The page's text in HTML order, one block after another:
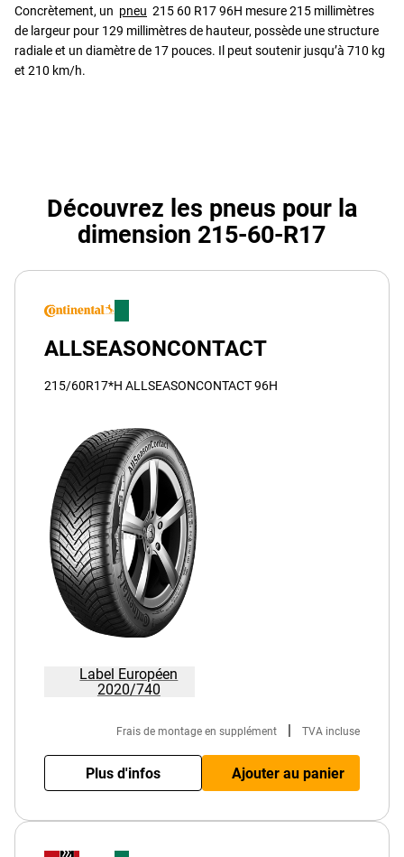
Concrètement, un pneu 215 60 R17 96H mesure 215 millimètres
de largeur pour 129 millimètres de hauteur, possède une structure
radiale et un diamètre de 17 pouces. Il peut soutenir jusqu’à 710 kg
et 210 km/h.
Découvrez les pneus pour la
dimension 215-60-R17
ALLSEASONCONTACT
215/60R17*H ALLSEASONCONTACT 96H
Label Européen
2020/740
Frais de montage en supplément TVA incluse
Plus d'infos Ajouter au panier